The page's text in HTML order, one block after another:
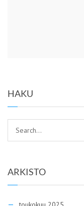
toukokuu 2025
toukokuu 2022
toukokuu 2021
huhtikuu 2021